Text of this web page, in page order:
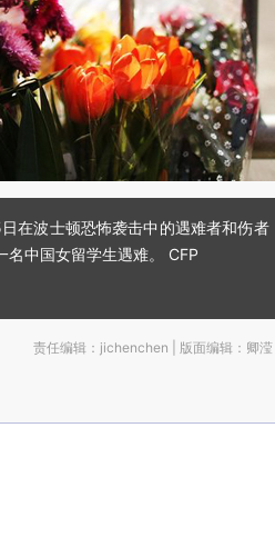
在波士顿恐怖袭击中的遇难者和伤
中国女留学生遇难。 CFP
责任编辑：jichenchen | 版面编辑：卿滢